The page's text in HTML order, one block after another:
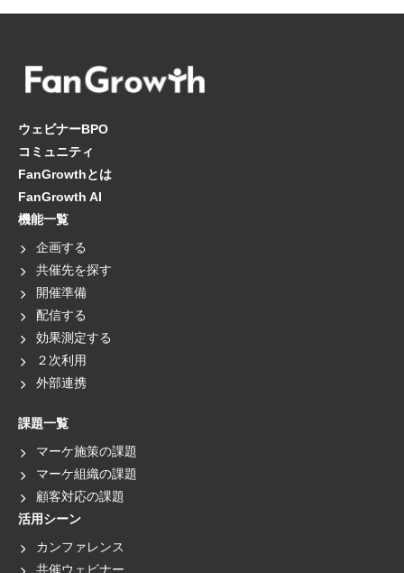
ウェビナーBPO
コミュニティ
FanGrowthとは
FanGrowth AI
機能一覧
企画する
共催先を探す
開催準備
配信する
効果測定する
２次利用
外部連携
課題一覧
マーケ施策の課題
マーケ組織の課題
顧客対応の課題
活用シーン
カンファレンス
共催ウェビナー